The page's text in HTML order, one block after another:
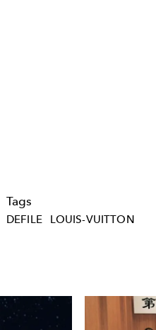
Tags
DEFILE LOUIS-VUITTON